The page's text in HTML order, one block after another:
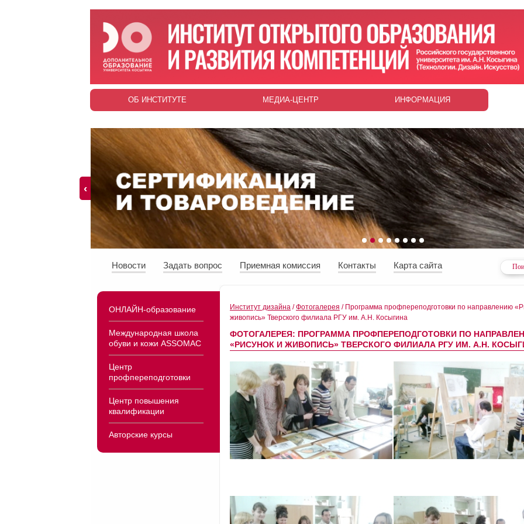
ОБ ИНСТИТУТЕ МЕДИА-ЦЕНТР ИНФОРМАЦИЯ
‹
Новости Задать вопрос Приемная комиссия Контакты Карта сайта
ОНЛАЙН-образование
Международная школа
обуви и кожи ASSOMAC
Центр
профпереподготовки
Центр повышения
квалификации
Авторские курсы
Институт дизайна /Фотогалерея / Программа профпереподготовки по направлению
живопись» Тверского филиала РГУ им. А.Н. Косыгина
ФОТОГАЛЕРЕЯ: ПРОГРАММА ПРОФПЕРЕПОДГОТОВКИ ПО
«РИСУНОК И ЖИВОПИСЬ» ТВЕРСКОГО ФИЛИАЛА РГУ ИМ. А.Н.